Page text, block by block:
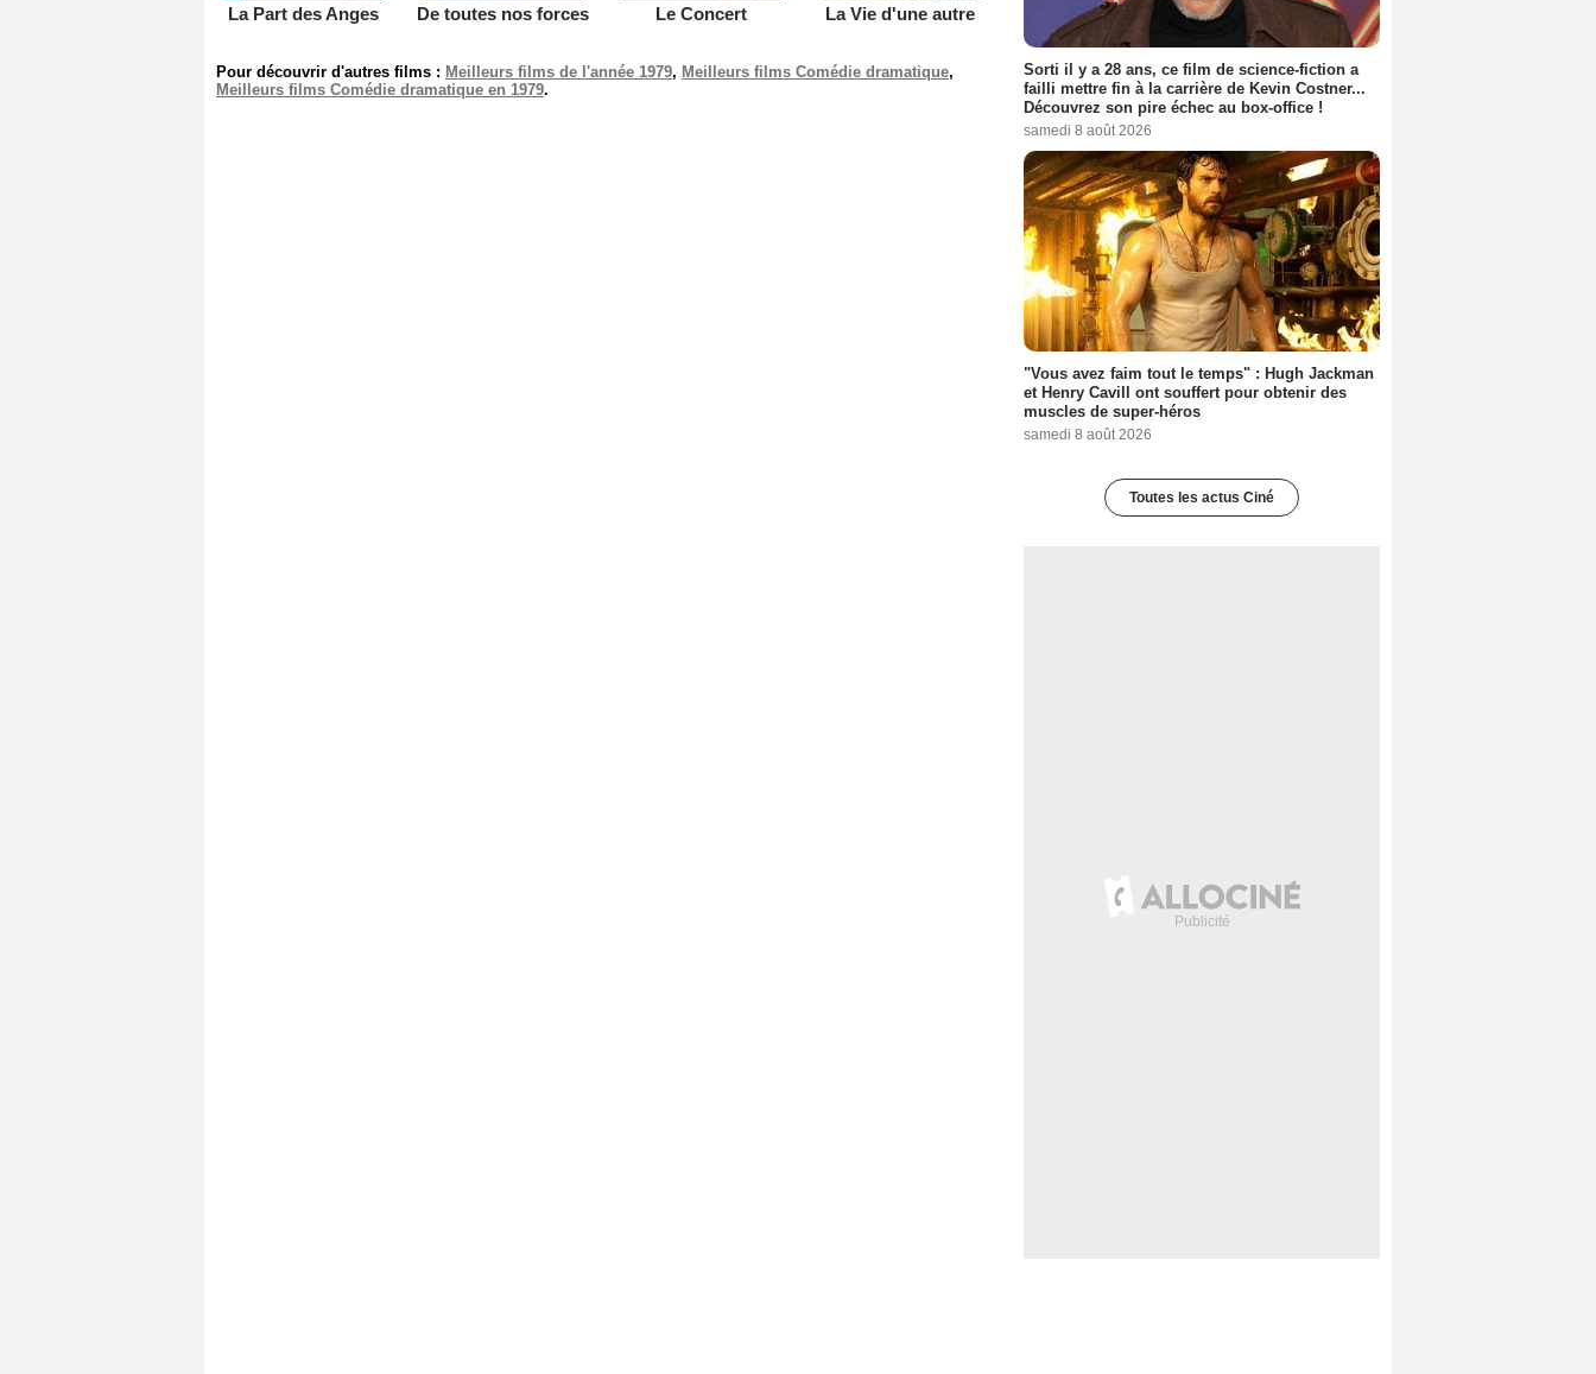
La Part des Anges De toutes nos forces Le Concert La Vie d'une autre
Pour découvrir d'autres films : Meilleurs films de l'année 1979, Meilleurs films Comédie dramatique,
Meilleurs films Comédie dramatique en 1979.
Sorti il y a 28 ans, ce film de science-fiction a
failli mettre fin à la carrière de Kevin Costner...
Découvrez son pire échec au box-office !
samedi 8 août 2026
"Vous avez faim tout le temps" : Hugh Jackman
et Henry Cavill ont souffert pour obtenir des
muscles de super-héros
samedi 8 août 2026
Toutes les actus Ciné